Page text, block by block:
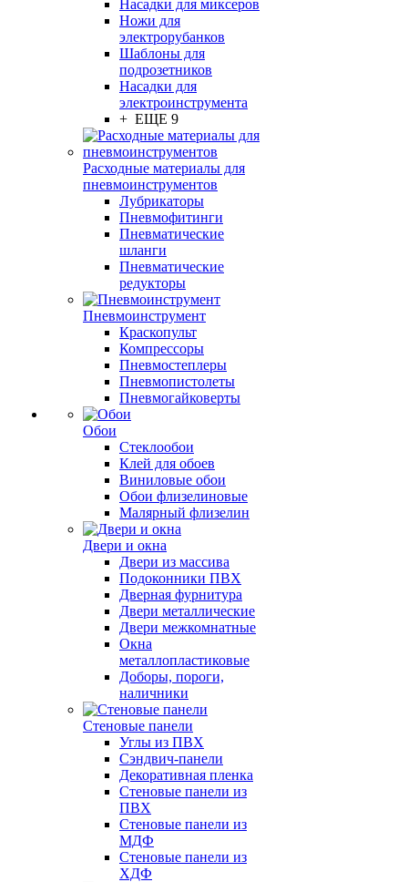
Насадки для миксеров
Ножи для
электрорубанков
Шаблоны для
подрозетников
Насадки для
электроинструмента
+ ЕЩЕ 9
Расходные материалы для
пневмоинструментов
Лубрикаторы
Пневмофитинги
Пневматические
шланги
Пневматические
редукторы
Пневмоинструмент
Краскопульт
Компрессоры
Пневмостеплеры
Пневмопистолеты
Пневмогайковерты
Обои
Стеклообои
Клей для обоев
Виниловые обои
Обои флизелиновые
Малярный флизелин
Двери и окна
Двери из массива
Подоконники ПВХ
Дверная фурнитура
Двери металлические
Двери межкомнатные
Окна
металлопластиковые
Доборы, пороги,
наличники
Стеновые панели
Углы из ПВХ
Сэндвич-панели
Декоративная пленка
Стеновые панели из
ПВХ
Стеновые панели из
МДФ
Стеновые панели из
ХДФ